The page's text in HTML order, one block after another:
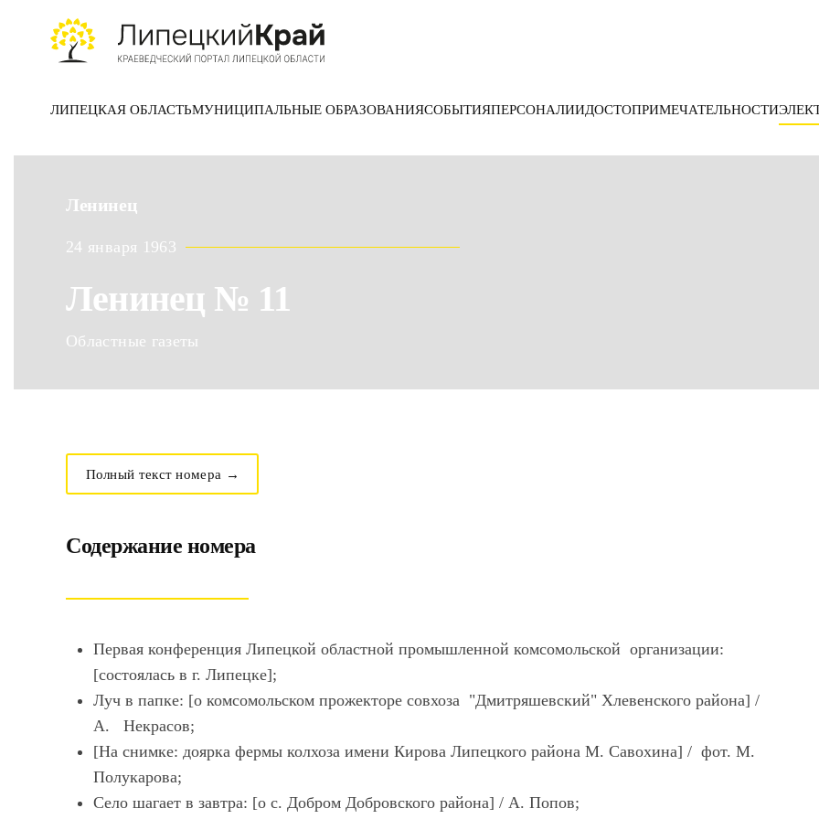
Skip to main content
ЛИПЕЦКАЯ ОБЛАСТЬМУНИЦИПАЛЬНЫЕ ОБРАЗОВАНИЯСОБЫТИЯПЕРСОНАЛИИДОСТОПРИМЕЧАТЕЛЬНОСТИ
Ленинец
24 января 1963
Ленинец № 11
Областные газеты
Полный текст номера →
Содержание номера
Первая конференция Липецкой областной промышленной комсомольской организации:
[состоялась в г. Липецке];
Луч в папке: [о комсомольском прожекторе совхоза "Дмитряшевский" Хлевенского района] /
А. Некрасов;
[На снимке: доярка фермы колхоза имени Кирова Липецкого района М. Савохина] / фот. М.
Полукарова;
Село шагает в завтра: [о с. Добром Добровского района] / А. Попов;